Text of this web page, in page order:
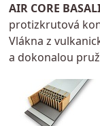
AIR CORE
protizkrutová
Vlákna z
a dokonalou